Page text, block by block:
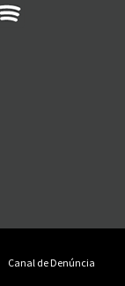
Canal de Denúncia